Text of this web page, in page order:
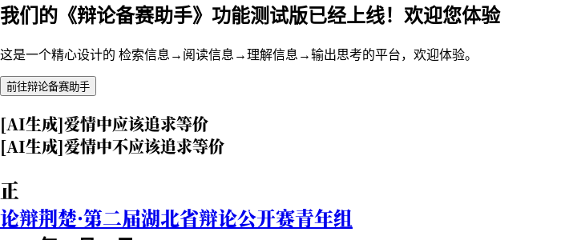
我们的《辩论备赛助手》功能测试版已经上线！欢迎您体验
这是一个精心设计的 检索信息→阅读信息→理解信息→输出思考的平台，欢迎体验。
前往辩论备赛助手
[AI生成]爱情中应该追求等价
[AI生成]爱情中不应该追求等价
正
论辩荆楚·第二届湖北省辩论公开赛青年组